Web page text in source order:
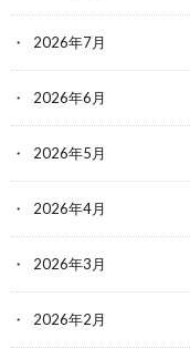
2026年7月
2026年6月
2026年5月
2026年4月
2026年3月
2026年2月